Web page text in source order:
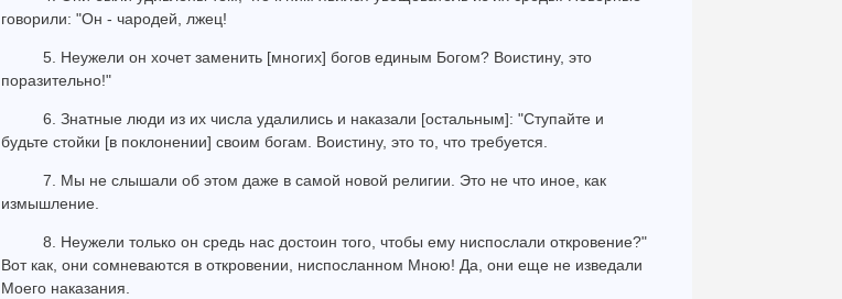
говорили: "Он - чародей, лжец!
5. Неужели он хочет заменить [многих] богов единым Богом? Воистину, это
поразительно!"
6. Знатные люди из их числа удалились и наказали [остальным]: "Ступайте и
будьте стойки [в поклонении] своим богам. Воистину, это то, что требуется.
7. Мы не слышали об этом даже в самой новой религии. Это не что иное, как
измышление.
8. Неужели только он средь нас достоин того, чтобы ему ниспослали откровение?"
Вот как, они сомневаются в откровении, ниспосланном Мною! Да, они еще не изведали
Моего наказания.